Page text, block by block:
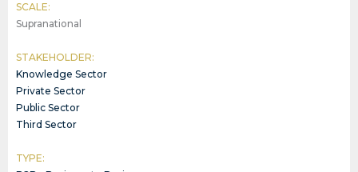
SCALE:
Supranational
STAKEHOLDER:
Knowledge Sector
Private Sector
Public Sector
Third Sector
TYPE: